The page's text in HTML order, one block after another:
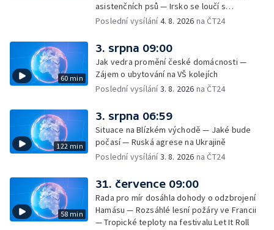
asistenčních psů — Irsko se loučí s
hudebníkem Glenem Hansardem
Poslední vysílání4. 8. 2026 na ČT24
60 min
3. srpna 09:00
Jak vedra promění české domácnosti —
Zájem o ubytování na VŠ kolejích
Poslední vysílání3. 8. 2026 na ČT24
122 min
3. srpna 06:59
Situace na Blízkém východě — Jaké bude
počasí — Ruská agrese na Ukrajině
Poslední vysílání3. 8. 2026 na ČT24
58 min
31. července 09:00
Rada pro mír dosáhla dohody o odzbrojení
Hamásu — Rozsáhlé lesní požáry ve Francii
— Tropické teploty na festivalu Let It Roll